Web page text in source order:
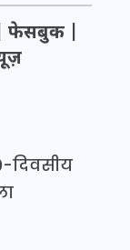
फेसबुक|
दिवसीय